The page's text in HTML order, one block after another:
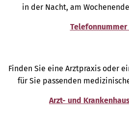
in der Nacht, am
Telefonnummer
Finden Sie eine Arztpraxis oder
für Sie passenden
Arzt- und